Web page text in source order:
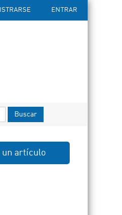
ENTRAR
Buscar
un artículo